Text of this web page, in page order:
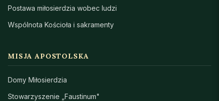
Postawa miłosierdzia wobec ludzi
Wspólnota Kościoła i sakramenty
MISJA APOSTOLSKA
Domy Miłosierdzia
Stowarzyszenie „Faustinum"